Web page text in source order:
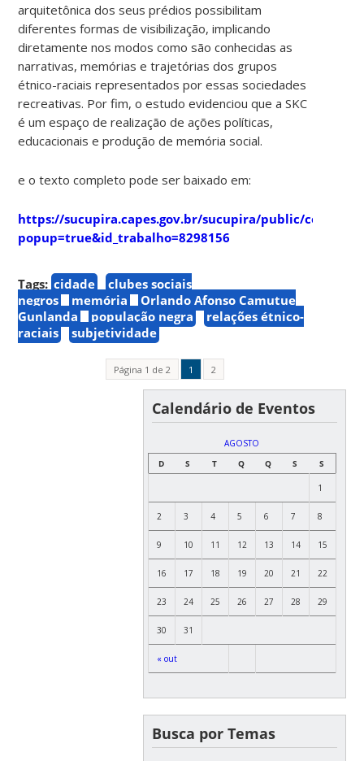
arquitetônica dos seus prédios possibilitam
diferentes formas de visibilização, implicando
diretamente nos modos como são conhecidas as
narrativas, memórias e trajetórias dos grupos
étnico-raciais representados por essas sociedades
recreativas. Por fim, o estudo evidenciou que a SKC
é um espaço de realização de ações políticas,
educacionais e produção de memória social.
e o texto completo pode ser baixado em:
https://sucupira.capes.gov.br/sucupira/public/
popup=true&id_trabalho=8298156
Tags: cidade
clubes sociais
negros
memória
Orlando Afonso Camutue
Gunlanda
população negra
relações étnico-
raciais
subjetividade
Página 1 de 2 1 2
Calendário de Eventos
AGOSTO
D
S T Q Q S S
« out
1
2 3 4 5 6 7 8
9 10 11 12 13 14 15
16 17 18 19 20 21 22
23 24 25 26 27 28 29
30 31
Busca por Temas